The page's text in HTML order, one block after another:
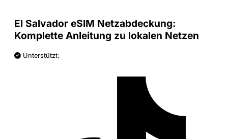
El Salvador eSIM Netzabdeckung:
Komplette Anleitung zu lokalen Netzen
Unterstützt: